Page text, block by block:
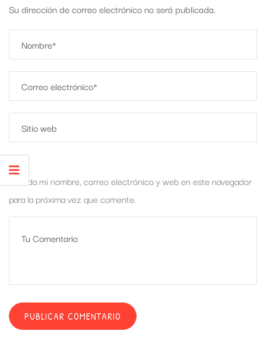
Su dirección de correo electrónico no será publicada.
Guarda mi nombre, correo electrónico y web en este navegador
para la próxima vez que comente.